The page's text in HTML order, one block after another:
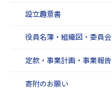
設立趣意書
役員名簿・組織図・委員会
定款・事業計画・事業報告
寄附のお願い